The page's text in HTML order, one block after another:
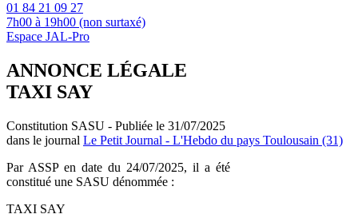
01 84 21 09 27
7h00 à 19h00 (non surtaxé)
Espace JAL-Pro
ANNONCE LÉGALE
TAXI SAY
Constitution SASU - Publiée le 31/07/2025
dans le journal Le Petit Journal - L'Hebdo du pays Toulousain (31)
Par ASSP en date du 24/07/2025, il a été
constitué une SASU dénommée :
TAXI SAY